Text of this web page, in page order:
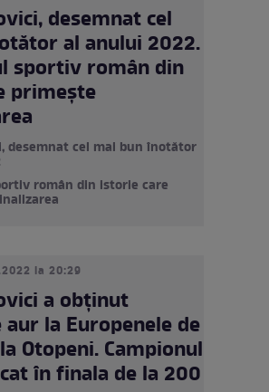
desemnat cel
al anului 2022.
sportiv român din
primeşte
desemnat cel mai bun înotător
român din istorie care
la 20:29
a obținut
la Europenele de
Otopeni. Campionul
în finala de la 200